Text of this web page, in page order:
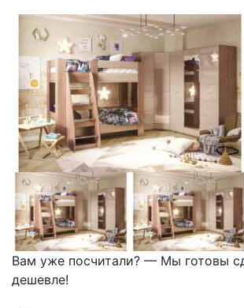
Вам уже посчитали? — Мы готовы
дешевле!